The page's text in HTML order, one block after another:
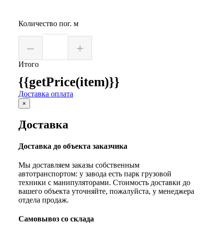
Количество пог. м
– +
Итого
{{getPrice(item)}}
Доставка оплата
×
Доставка
Доставка до объекта заказчика
Мы доставляем заказы собственным
автотранспортом: у завода есть парк грузовой
техники с манипуляторами. Стоимость доставки до
вашего объекта уточняйте, пожалуйста, у менеджера
отдела продаж.
Самовывоз со склада